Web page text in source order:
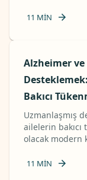
11 MIN
Alzheimer ve
Bakıcı
Uzmanlaşmış
ailelerin
olacak modern
11 MIN